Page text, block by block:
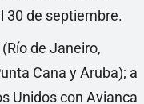
30 de septiembre.
de Janeiro,
Cana y Aruba); a
Unidos con Avianca